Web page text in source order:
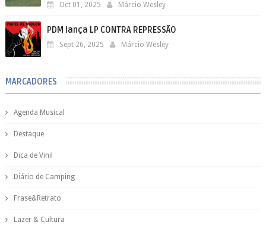
Oct 01, 2025 Márcio Wesley
PDM lança LP CONTRA REPRESSÃO
Sept 26, 2025 Márcio Wesley
MARCADORES
Agenda Musical
Destaque
Dica de Vinil
Diário de Camping
Frase&Retrato
Lazer & Cultura